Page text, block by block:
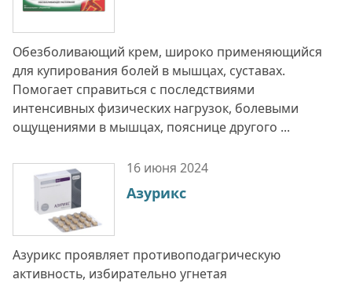
Обезболивающий крем, широко применяющийся
для купирования болей в мышцах, суставах.
Помогает справиться с последствиями
интенсивных физических нагрузок, болевыми
ощущениями в мышцах, пояснице другого ...
16 июня 2024
Азурикс
Азурикс проявляет противоподагрическую
активность, избирательно угнетая